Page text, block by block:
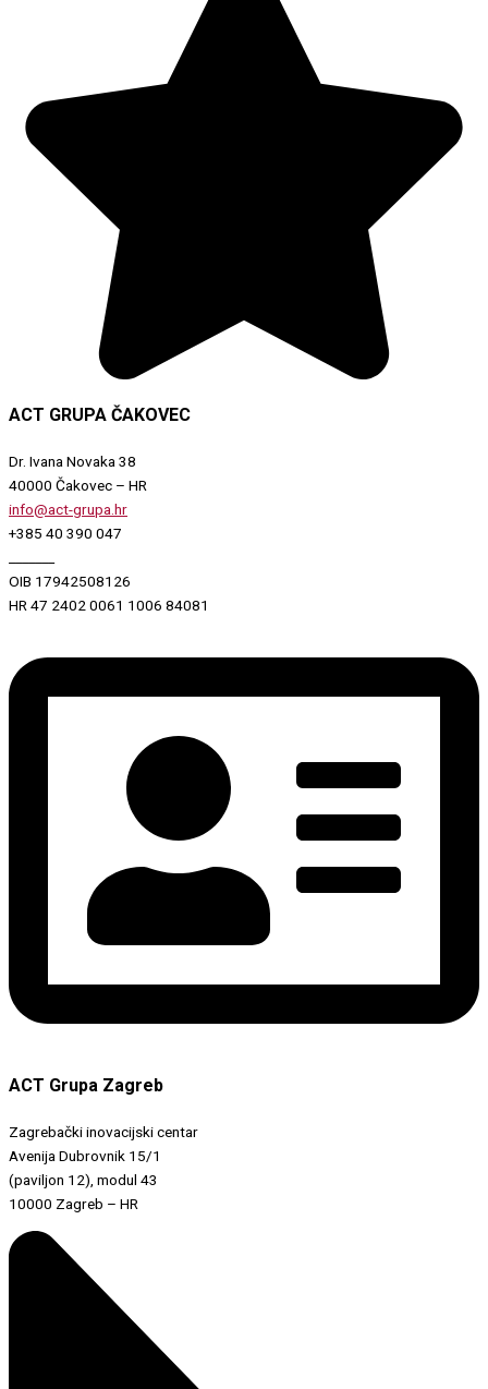
ACT GRUPA ČAKOVEC
Dr. Ivana Novaka 38
40000 Čakovec – HR
info@act-grupa.hr
+385 40 390 047
OIB 17942508126
HR 47 2402 0061 1006 84081
ACT Grupa Zagreb
Zagrebački inovacijski centar
Avenija Dubrovnik 15/1
(paviljon 12), modul 43
10000 Zagreb – HR